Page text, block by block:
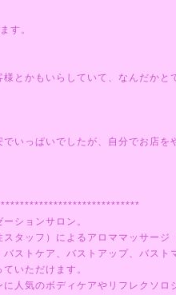
す。
とかもいらしていて、なんだかと
いっぱいでしたが、自分でお店を
ションサロン。
タッフ）によるアロママッサージ
ストケア、バストアップ、バスト
いただけます。
人気のボディケアやリフレクソロ